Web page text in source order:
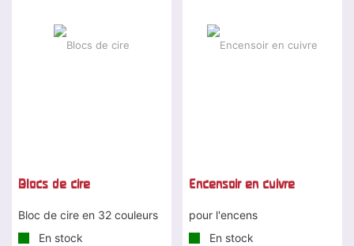
Blocs de cire
Bloc de cire en 32 couleurs
En stock
Encensoir en cuivre
pour l'encens
En stock